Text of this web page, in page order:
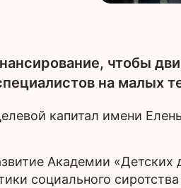
чтобы
на малых
капитал имени
Академии «Детских
социального